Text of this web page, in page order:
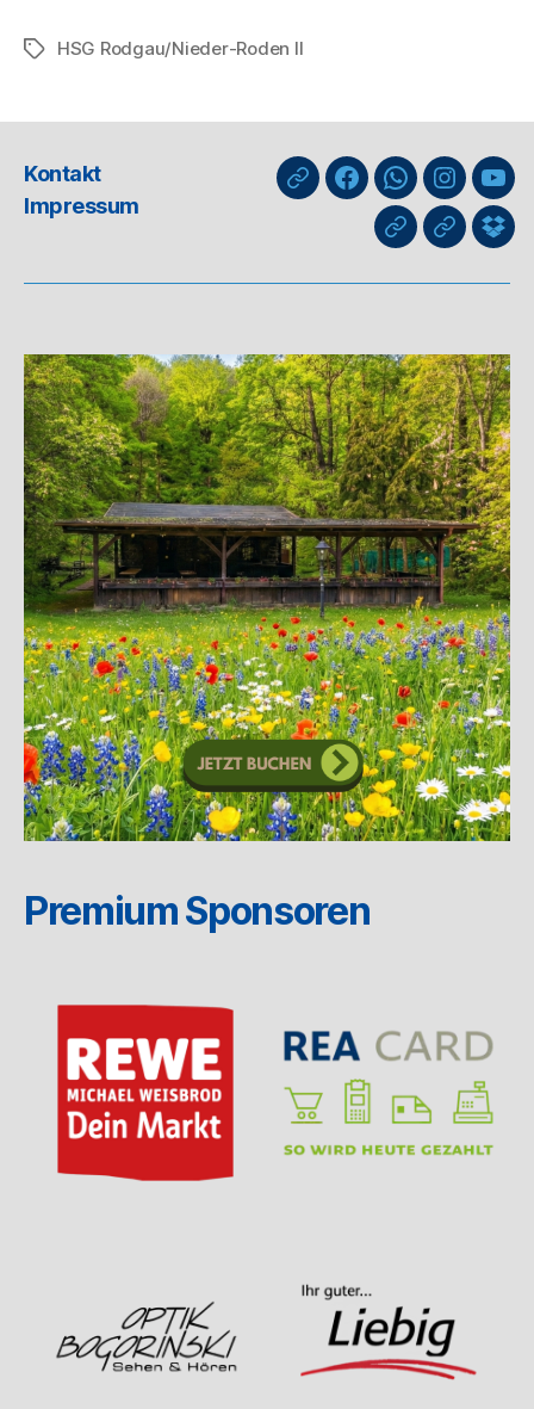
Schlagwörter
HSG Rodgau/Nieder-Roden II
Kontakt
Impressum
nuLigaFacebookWhatsApp-
Kanal
GIPHYThreads
Premium Sponsoren